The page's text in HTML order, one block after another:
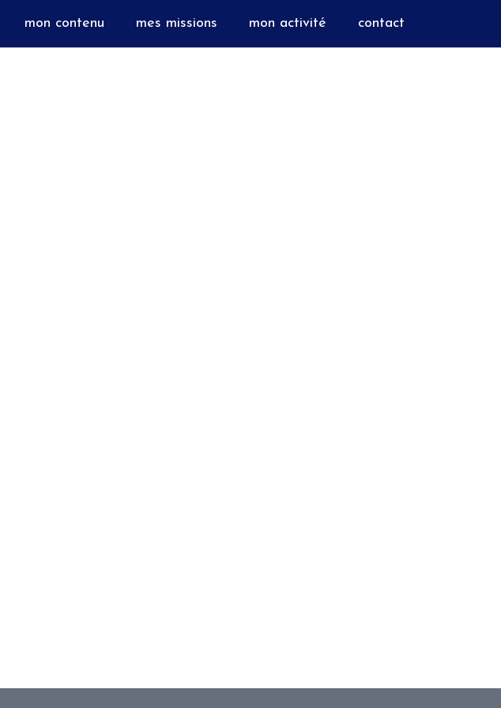
mon contenu mes missions mon activité contact